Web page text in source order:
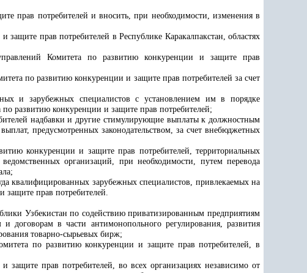
прав потребителей и вносить, при необходимости, изменения в
защите прав потребителей в Республике Каракалпакстан, областях
Комитета по развитию конкуренции и защите прав
по развитию конкуренции и защите прав потребителей за счет
и зарубежных специалистов с установлением им в порядке
по развитию конкуренции и защите прав потребителей;
надбавки и другие стимулирующие выплаты к должностным
предусмотренных законодательством, за счет внебюджетных
конкуренции и защите прав потребителей, территориальных
организаций, при необходимости, путем перевода
квалифицированных зарубежных специалистов, привлекаемых на
защите прав потребителей.
Узбекистан по содействию приватизированным предприятиям
договорам в части антимонопольного регулирования, развития
товарно-сырьевых бирж;
по развитию конкуренции и защите прав потребителей, в
защите прав потребителей, во всех организациях независимо от